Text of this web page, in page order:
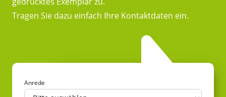
Tragen Sie dazu einfach Ihre Kontaktdaten ein.
Anrede